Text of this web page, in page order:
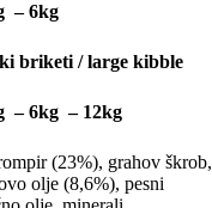
– 6kg
large kibble
– 6kg – 12kg
(23%), grahov škrob,
olje (8,6%), pesni